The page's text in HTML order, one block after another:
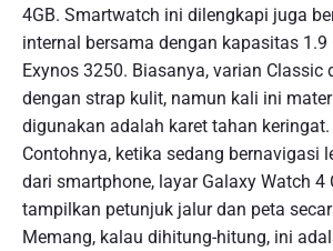
4GB. Smartwatch ini dilengkapi juga
internal bersama dengan kapasitas 1.9
Exynos 3250. Biasanya, varian Classic
dengan strap kulit, namun kali ini
digunakan adalah karet tahan keringat.
Contohnya, ketika sedang bernavigasi
dari smartphone, layar Galaxy Watch
tampilkan petunjuk jalur dan peta
Memang, kalau dihitung-hitung, ini